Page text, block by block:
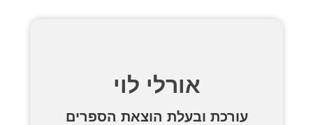
אורלי לוי
עורכת ובעלת הוצאת הספרים